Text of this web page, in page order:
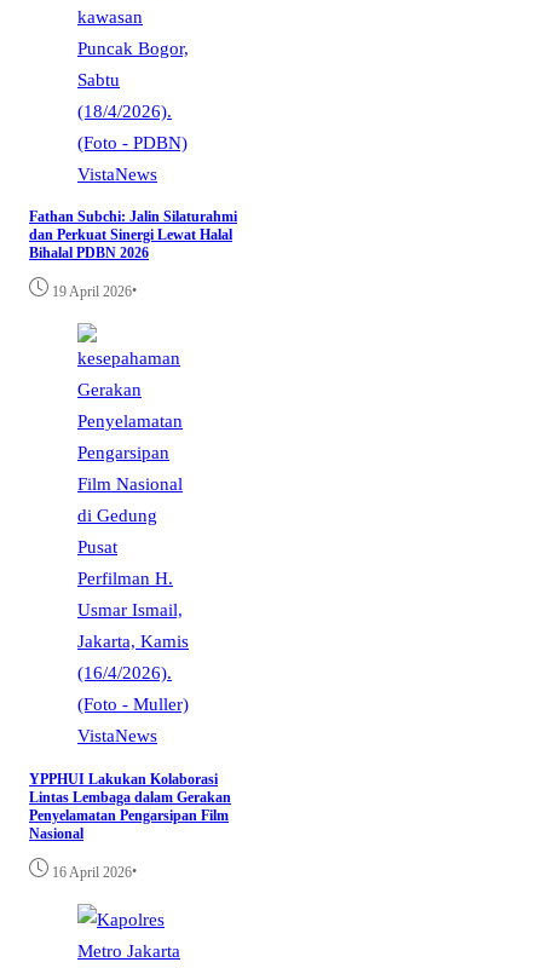
VistaNews
Fathan Subchi: Jalin Silaturahmi
dan Perkuat Sinergi Lewat Halal
Bihalal PDBN 2026
19 April 2026•
VistaNews
YPPHUI Lakukan Kolaborasi
Lintas Lembaga dalam Gerakan
Penyelamatan Pengarsipan Film
Nasional
16 April 2026•